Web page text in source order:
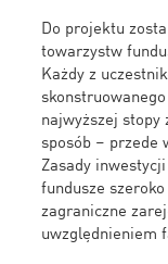
Do projektu
towarzystw
Każdy z
najwyższej
sposób – przede
Zasady
fundusze
zagraniczne
uwzględnieniem